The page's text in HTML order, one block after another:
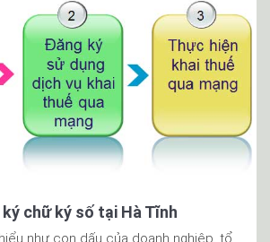
chữ ký số tại Hà Tĩnh
như con dấu của doanh nghiệp, tổ